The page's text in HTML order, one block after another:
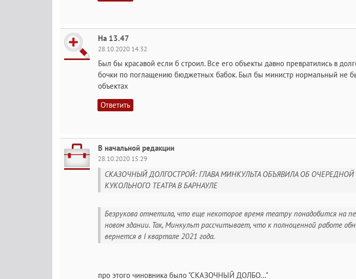
На 13.47
28.10.2020 14:32
Был бы красавой если б строил. Все его объекты давно превратились в
бочки по поглащению бюджетных бабок. Был бы министр нормальный не
объектах
Ответить
В начальной редакции
28.10.2020 15:29
СКАЗОЧНЫЙ ДОЛГОСТРОЙ: ГЛАВА МИНКУЛЬТА ОБЪЯВИЛА ОБ
КУКОЛЬНОГО ТЕАТРА В БАРНАУЛЕ
Безрукова отметила, что еще некоторое время театру понадобится на
новом здании. Так, Минкульт рассчитывает, что к полноценной работе
вернется в I квартале 2021 года.
про этого чиновника было "СКАЗОЧНЫЙ ДОЛБО..."